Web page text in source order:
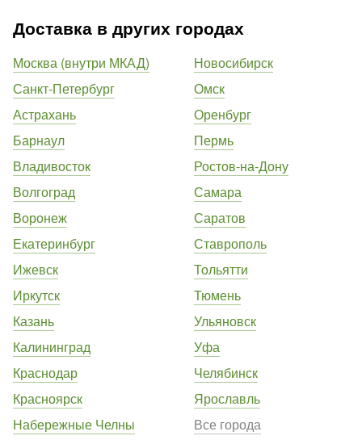
Доставка в других городах
Москва (внутри МКАД)
Санкт-Петербург
Астрахань
Барнаул
Владивосток
Волгоград
Воронеж
Екатеринбург
Ижевск
Иркутск
Казань
Калининград
Краснодар
Красноярск
Набережные Челны
Новосибирск
Омск
Оренбург
Пермь
Ростов-на-Дону
Самара
Саратов
Ставрополь
Тольятти
Тюмень
Ульяновск
Уфа
Челябинск
Ярославль
Все города